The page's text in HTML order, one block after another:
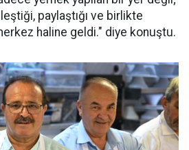
paylaştığı ve birlikte
haline geldi." diye konuştu.